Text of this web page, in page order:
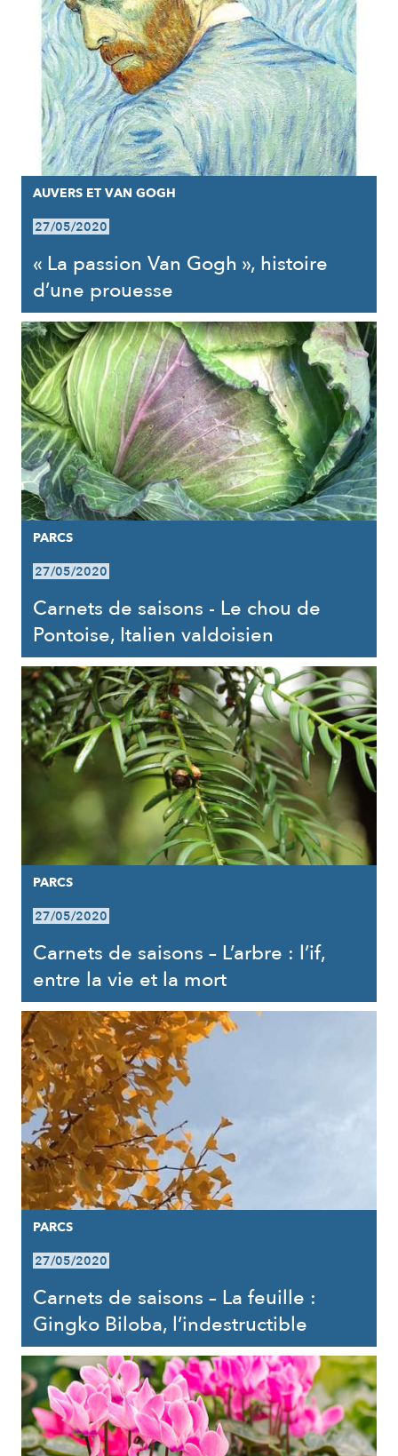
AUVERS ET VAN GOGH
27/05/2020
« La passion Van Gogh », histoire
d’une prouesse
PARCS
27/05/2020
Carnets de saisons - Le chou de
Pontoise, Italien valdoisien
PARCS
27/05/2020
Carnets de saisons – L’arbre : l’if,
entre la vie et la mort
PARCS
27/05/2020
Carnets de saisons – La feuille :
Gingko Biloba, l’indestructible